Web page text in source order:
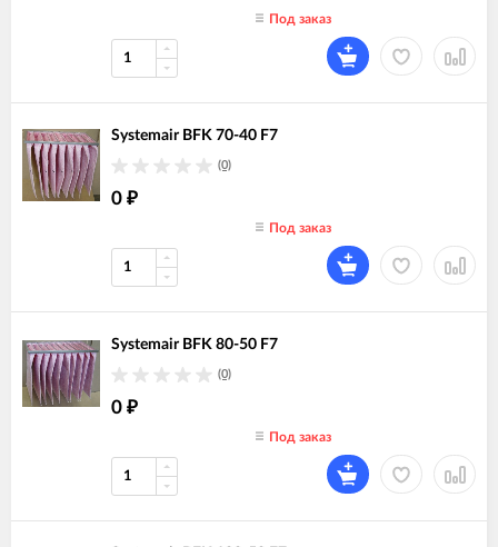
Под заказ
Systemair BFK 70-40 F7
(0)
0 ₽
Под заказ
Systemair BFK 80-50 F7
(0)
0 ₽
Под заказ